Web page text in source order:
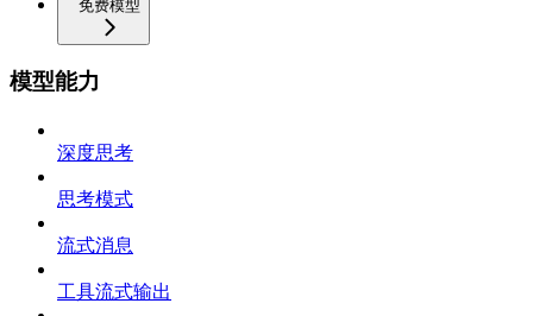
免费模型
模型能力
深度思考
思考模式
流式消息
工具流式输出